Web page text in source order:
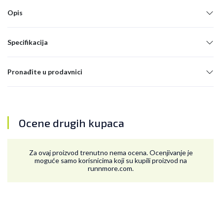
Opis
Specifikacija
Pronađite u prodavnici
Ocene drugih kupaca
Za ovaj proizvod trenutno nema ocena. Ocenjivanje je
moguće samo korisnicima koji su kupili proizvod na
runnmore.com.